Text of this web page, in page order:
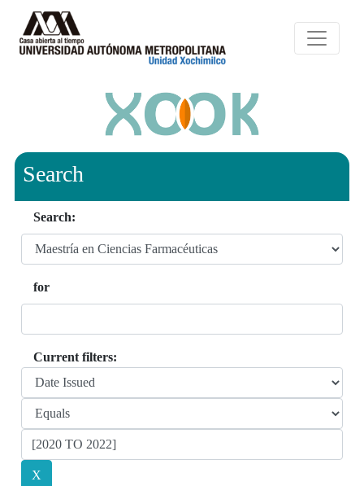
Search
Search:
for
Current filters: